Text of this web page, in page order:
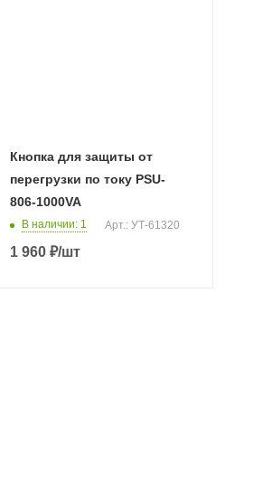
Кнопка для защиты от
перегрузки по току PSU-
806-1000VA
В наличии: 1 Арт.: УТ-61320
1 960 ₽/шт